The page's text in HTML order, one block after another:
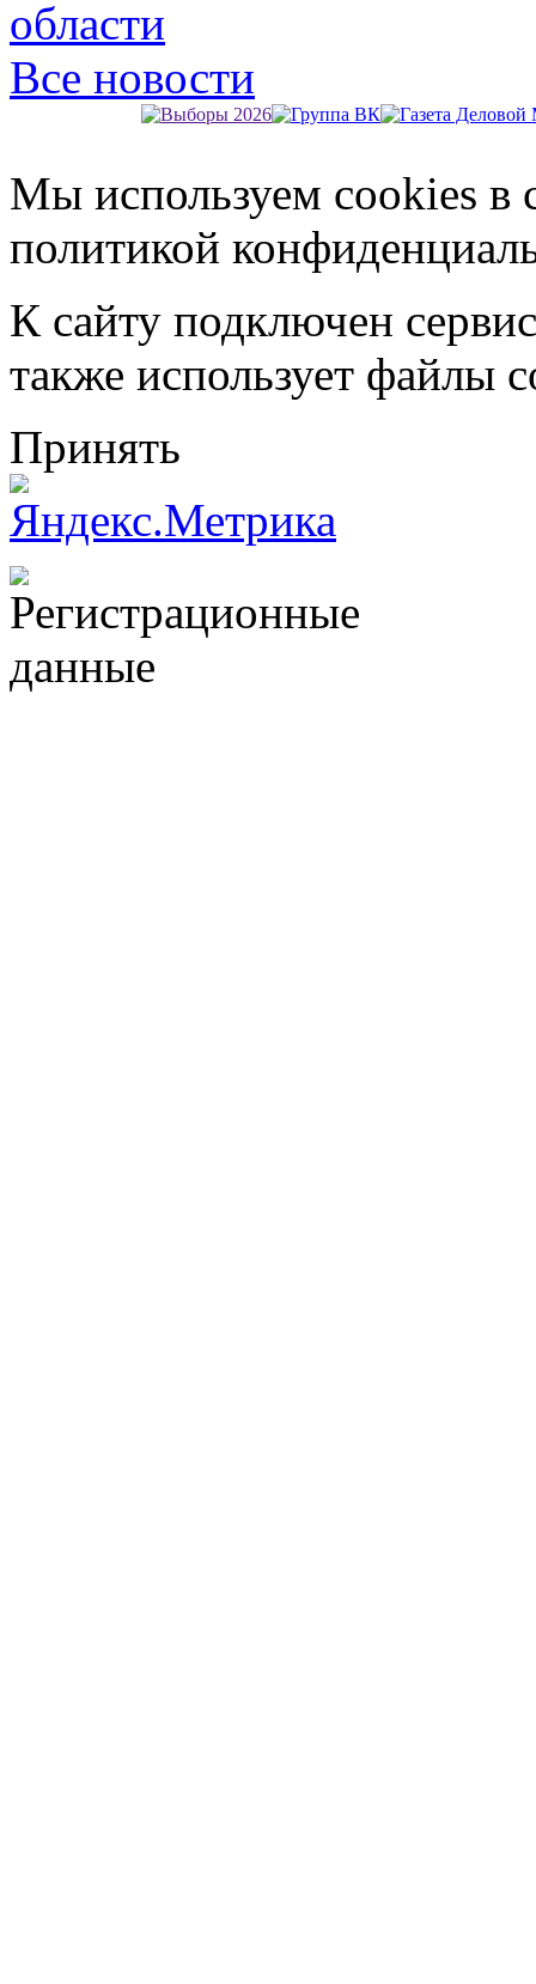
области
Все новости
Мы используем cookies в
политикой
К сайту подключен
также использует файлы
Принять